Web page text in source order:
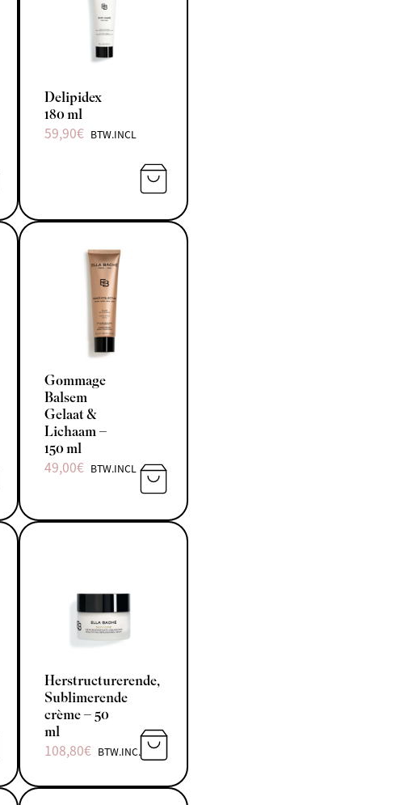
AAN WINKELWAGEN
Delipidex
180 ml
59,90€ BTW.INCL
TOEVOEGEN AAN WINKELWAGEN
AAN WINKELWAGEN
Gommage
Balsem
Gelaat &
Lichaam –
150 ml
49,00€ BTW.INCL
TOEVOEGEN AAN WINKELWAGEN
AAN WINKELWAGEN
Herstructurerende,
Sublimerende
crème – 50
ml
108,80€ BTW.INCL
TOEVOEGEN AAN WINKELWAGEN